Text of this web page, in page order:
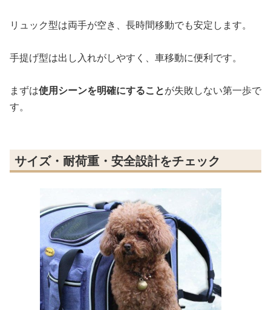
リュック型は両手が空き、長時間移動でも安定します。
手提げ型は出し入れがしやすく、車移動に便利です。
まずは使用シーンを明確にすることが失敗しない第一歩で
す。
サイズ・耐荷重・安全設計をチェック